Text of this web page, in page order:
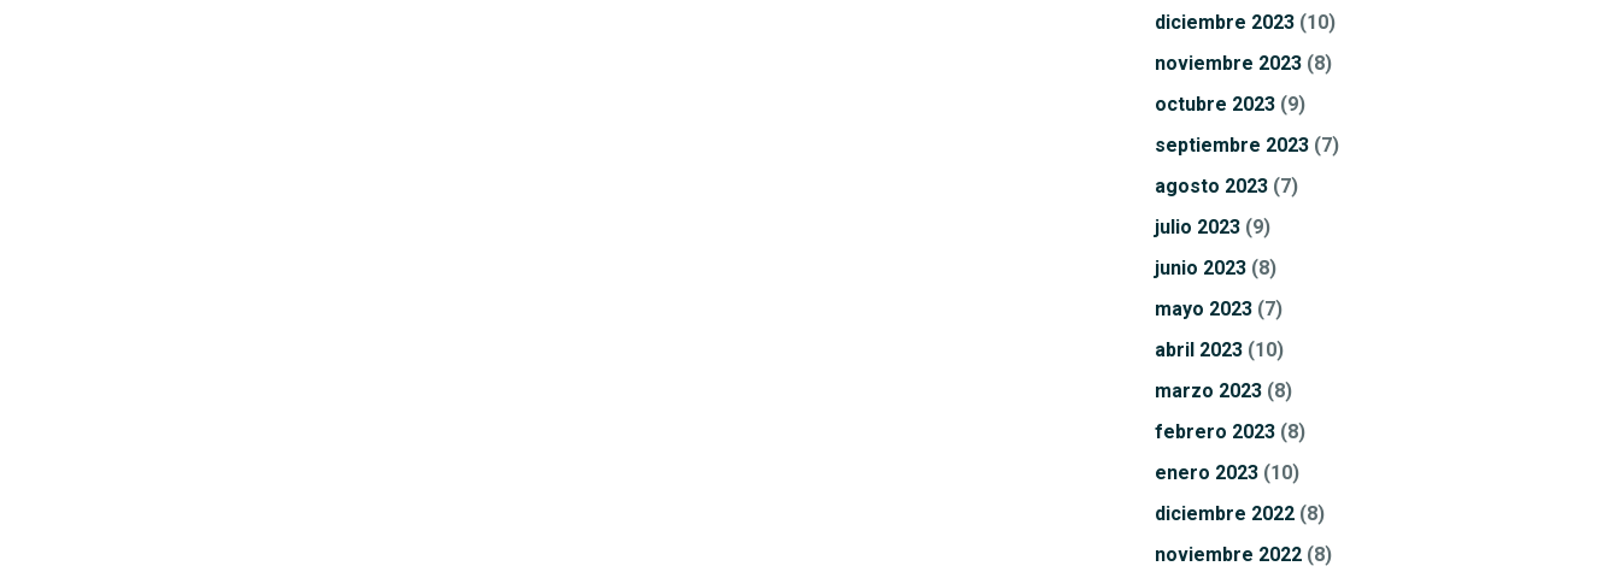
diciembre 2023(10)
noviembre 2023(8)
octubre 2023(9)
septiembre 2023(7)
agosto 2023(7)
julio 2023(9)
junio 2023(8)
mayo 2023(7)
abril 2023(10)
marzo 2023(8)
febrero 2023(8)
enero 2023(10)
diciembre 2022(8)
noviembre 2022(8)